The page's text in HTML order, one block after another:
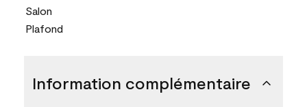
Salon
Plafond
Information complémentaire